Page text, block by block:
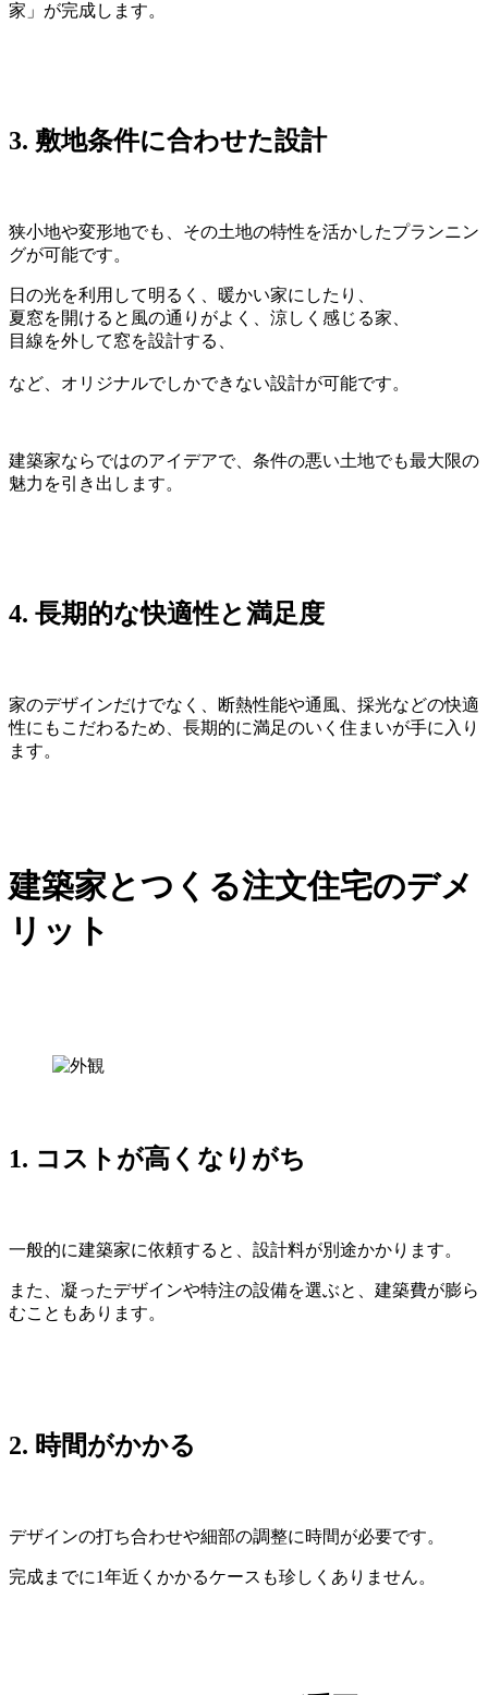
家」が完成します。
3. 敷地条件に合わせた設計
狭小地や変形地でも、その土地の特性を活かしたプランニン
グが可能です。
日の光を利用して明るく、暖かい家にしたり、
夏窓を開けると風の通りがよく、涼しく感じる家、
目線を外して窓を設計する、
など、オリジナルでしかできない設計が可能です。
建築家ならではのアイデアで、条件の悪い土地でも最大限の
魅力を引き出します。
4. 長期的な快適性と満足度
家のデザインだけでなく、断熱性能や通風、採光などの快適
性にもこだわるため、長期的に満足のいく住まいが手に入り
ます。
建築家とつくる注文住宅のデメ
リット
1. コストが高くなりがち
一般的に建築家に依頼すると、設計料が別途かかります。
また、凝ったデザインや特注の設備を選ぶと、建築費が膨ら
むこともあります。
2. 時間がかかる
デザインの打ち合わせや細部の調整に時間が必要です。
完成までに1年近くかかるケースも珍しくありません。